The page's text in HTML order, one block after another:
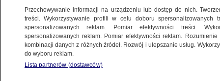
Oprac.Paulina Borowska
4.06.2026, 15:24
Udostępnij
Przechowywanie informacji na urządzeniu lub dostęp do nich.
treści. Wykorzystywanie profili w celu doboru spersonalizowanych
spersonalizowanych reklam. Pomiar efektywności treści.
spersonalizowanych reklam. Pomiar efektywności reklam.
kombinacji danych z różnych źródeł. Rozwój i ulepszanie usług.
do wyboru reklam.
Lista partnerów (dostawców)